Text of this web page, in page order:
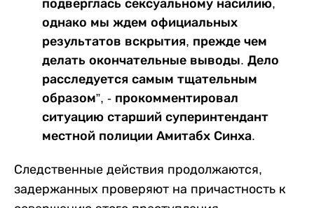
подверглась сексуальному насилию,
однако мы ждем официальных
результатов вскрытия, прежде чем
делать окончательные выводы. Дело
расследуется самым тщательным
образом”, - прокомментировал
ситуацию старший суперинтендант
местной полиции Амитабх Синха.
Следственные действия продолжаются,
задержанных проверяют на причастность к